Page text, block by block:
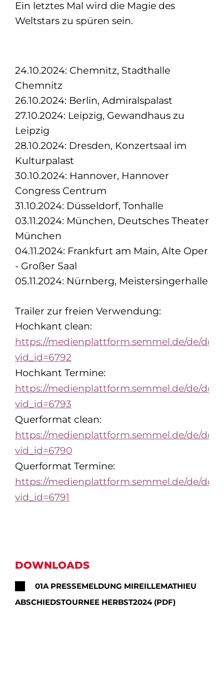
Ein letztes Mal wird die Magie des
Weltstars zu spüren sein.
24.10.2024: Chemnitz, Stadthalle
Chemnitz
26.10.2024: Berlin, Admiralspalast
27.10.2024: Leipzig, Gewandhaus zu
Leipzig
28.10.2024: Dresden, Konzertsaal im
Kulturpalast
30.10.2024: Hannover, Hannover
Congress Centrum
31.10.2024: Düsseldorf, Tonhalle
03.11.2024: München, Deutsches Theater
München
04.11.2024: Frankfurt am Main, Alte Oper
- Großer Saal
05.11.2024: Nürnberg, Meistersingerhalle
Trailer zur freien Verwendung:
Hochkant clean:
https://medienplattform.semmel.de/de/
vid_id=6792
Hochkant Termine:
https://medienplattform.semmel.de/de/
vid_id=6793
Querformat clean:
https://medienplattform.semmel.de/de/
vid_id=6790
Querformat Termine:
https://medienplattform.semmel.de/de/
vid_id=6791
DOWNLOADS
01A PRESSEMELDUNG MIREILLEMATHIEU
ABSCHIEDSTOURNEE HERBST2024 (PDF)